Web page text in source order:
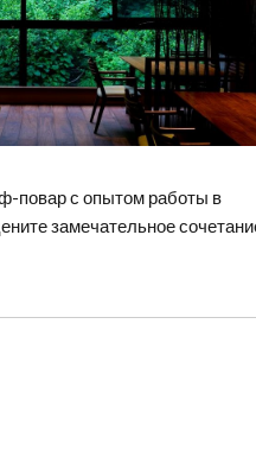
повар с опытом работы в
замечательное